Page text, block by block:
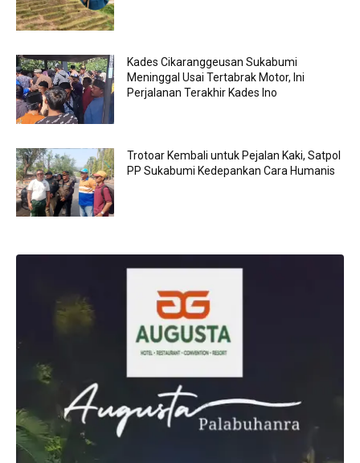
Kades Cikaranggeusan Sukabumi
Meninggal Usai Tertabrak Motor, Ini
Perjalanan Terakhir Kades Ino
Trotoar Kembali untuk Pejalan Kaki, Satpol
PP Sukabumi Kedepankan Cara Humanis